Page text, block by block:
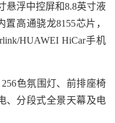
浮中控屏和8.8英寸液
高通骁龙8155芯片，
HUAWEI HiCar手机
色氛围灯、前排座椅
、分段式全景天幕及电